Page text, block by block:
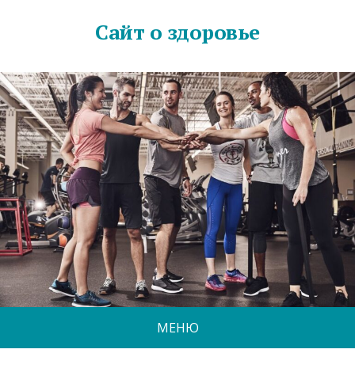
Сайт о здоровье
МЕНЮ